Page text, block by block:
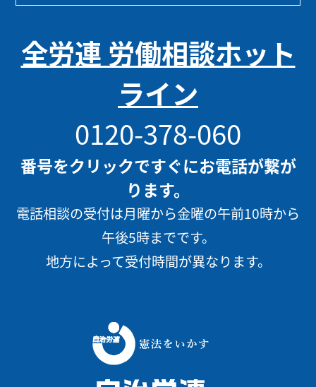
全労連 労働相談ホット
ライン
0120-378-060
番号をクリックですぐにお電話が繋が
ります。
電話相談の受付は月曜から金曜の午前10時から
午後5時までです。
地方によって受付時間が異なります。